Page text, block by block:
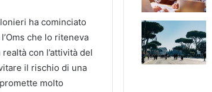
ha cominciato
che lo riteneva
con l’attività del
il rischio di una
molto